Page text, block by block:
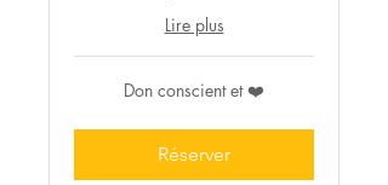
Lire plus
conscientDon conscient et ❤️
Réserver